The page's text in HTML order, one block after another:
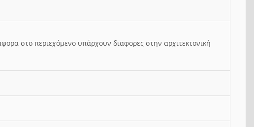
στο περιεχόμενο υπάρχουν διαφορες στην αρχιτεκτονική